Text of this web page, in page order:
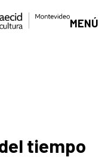
MENÚ
tiempo